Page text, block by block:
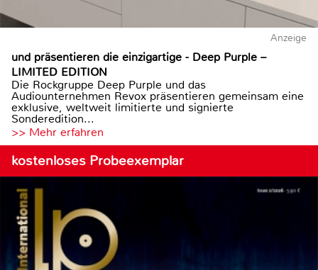
Anzeige
und präsentieren die einzigartige - Deep Purple –
LIMITED EDITION
Die Rockgruppe Deep Purple und das
Audiounternehmen Revox präsentieren gemeinsam eine
exklusive, weltweit limitierte und signierte
Sonderedition...
>> Mehr erfahren
kostenloses Probeexemplar